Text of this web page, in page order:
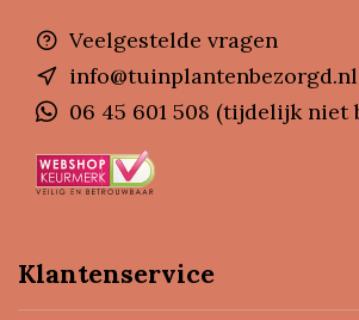
Veelgestelde vragen
info@tuinplantenbezorgd.nl
06 45 601 508 (tijdelijk niet
Klantenservice